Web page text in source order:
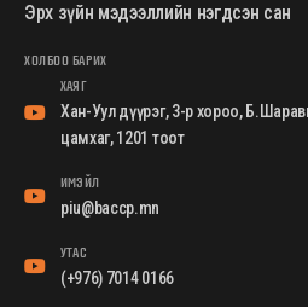
Эрх зүйн мэдээллийн нэгдсэн сан
ХОЛБОО БАРИХ
ХАЯГ
Хан-Уул дүүрэг, 3-р хороо,
цамхаг, 1201 тоот
ИМЭЙЛ
piu@baccp.mn
УТАС
(+976) 7014 0166